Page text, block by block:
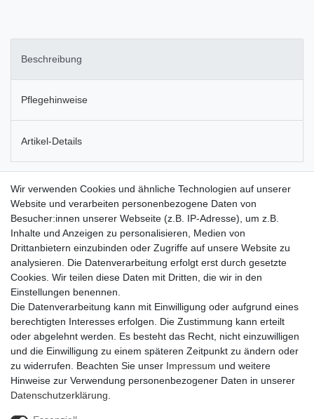
Beschreibung
Pflegehinweise
Artikel-Details
Der Ficus ‘Ginseng’ kommt ursprünglich aus Südostasien, Indien,
Malaysia und Australien. Heutzutage ist er aber auch in
Südeuropa, zum Beispiel auf den Balearen, zu finden. In
Deutschland wird die wärmeliebende Pflanze aus der Familie der
Maulbeergewächse zumeist als Bonsai angeboten und
ausschließlich im Topf als Zimmerpflanze kultiviert. Ein
absonniger Standort ist wichtig für den Bonsai. Die Erde der
Pflanze sollte stets mäßig feucht gehalten werden, stauende
Nässe und zu viel Wasser sollten jedoch verhindert werden. Es ist
Vorsicht geboten, da alle Pflanzenteile des Ficus ‘Ginseng’ giftig
sind.
Wir verwenden Cookies und ähnliche Technologien auf unserer
Website und verarbeiten personenbezogene Daten von
Besucher:innen unserer Webseite (z.B. IP-Adresse), um z.B.
Inhalte und Anzeigen zu personalisieren, Medien von
Drittanbietern einzubinden oder Zugriffe auf unsere Website zu
analysieren. Die Datenverarbeitung erfolgt erst durch gesetzte
Cookies. Wir teilen diese Daten mit Dritten, die wir in den
Einstellungen benennen.
Die Datenverarbeitung kann mit Einwilligung oder aufgrund eines
berechtigten Interesses erfolgen. Die Zustimmung kann erteilt
oder abgelehnt werden. Es besteht das Recht, nicht einzuwilligen
und die Einwilligung zu einem späteren Zeitpunkt zu ändern oder
zu widerrufen. Beachten Sie unser Impressum und weitere
Hinweise zur Verwendung personenbezogener Daten in unserer
Daten­schutz­erklärung